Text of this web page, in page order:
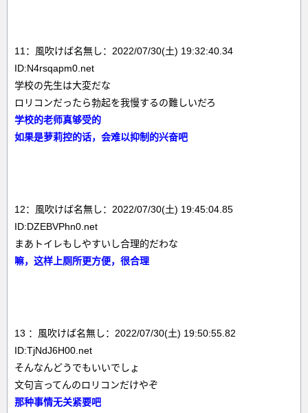
11：風吹けば名無し：2022/07/30(土) 19:32:40.34
ID:N4rsqapm0.net
学校の先生は大変だな
ロリコンだったら勃起を我慢するの難しいだろ
学校的老师真够受的
如果是萝莉控的话，会难以抑制的兴奋吧
12：風吹けば名無し：2022/07/30(土) 19:45:04.85
ID:DZEBVPhn0.net
まあトイレもしやすいし合理的だわな
嘛，这样上厕所更方便，很合理
13 ：風吹けば名無し：2022/07/30(土) 19:50:55.82
ID:TjNdJ6H00.net
そんなんどうでもいいでしょ
文句言ってんのロリコンだけやぞ
那种事情无关紧要吧